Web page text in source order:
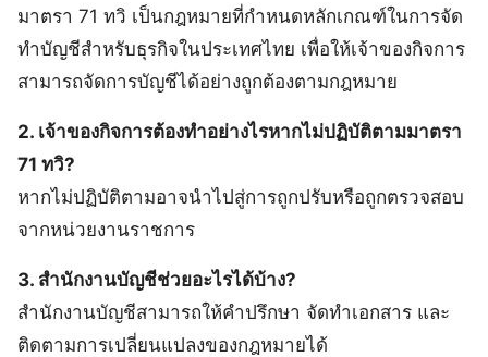
มาตรา 71 ทวิ เป็นกฎหมายที่กำหนดหลักเกณฑ์ในการจัด
ทำบัญชีสำหรับธุรกิจในประเทศไทย เพื่อให้เจ้าของกิจการ
สามารถจัดการบัญชีได้อย่างถูกต้องตามกฎหมาย
2. เจ้าของกิจการต้องทำอย่างไรหากไม่ปฏิบัติตามมาตรา
71 ทวิ?
หากไม่ปฏิบัติตามอาจนำไปสู่การถูกปรับหรือถูกตรวจสอบ
จากหน่วยงานราชการ
3. สำนักงานบัญชีช่วยอะไรได้บ้าง?
สำนักงานบัญชีสามารถให้คำปรึกษา จัดทำเอกสาร และ
ติดตามการเปลี่ยนแปลงของกฎหมายได้